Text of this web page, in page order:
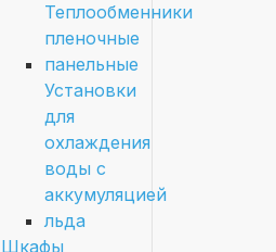
Теплообменники
пленочные
панельные
Установки
для
охлаждения
воды с
аккумуляцией
льда
Шкафы